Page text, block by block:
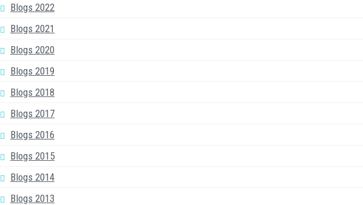
Blogs 2022
Blogs 2021
Blogs 2020
Blogs 2019
Blogs 2018
Blogs 2017
Blogs 2016
Blogs 2015
Blogs 2014
Blogs 2013